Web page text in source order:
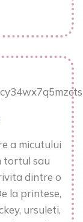
a micutului
tortul sau
dintre o
la printese,
ursuleti,